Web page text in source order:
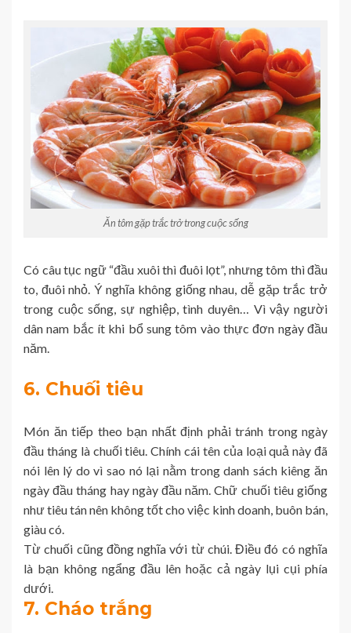
Ăn tôm gặp trắc trở trong cuộc sống
Có câu tục ngữ “đầu xuôi thì đuôi lọt”, nhưng tôm thì đầu
to, đuôi nhỏ. Ý nghĩa không giống nhau, dễ gặp trắc trở
trong cuộc sống, sự nghiệp, tình duyên… Vì vậy người
dân nam bắc ít khi bổ sung tôm vào thực đơn ngày đầu
năm.
6. Chuối tiêu
Món ăn tiếp theo bạn nhất định phải tránh trong ngày
đầu tháng là chuối tiêu. Chính cái tên của loại quả này đã
nói lên lý do vì sao nó lại nằm trong danh sách kiêng ăn
ngày đầu tháng hay ngày đầu năm. Chữ chuối tiêu giống
như tiêu tán nên không tốt cho việc kinh doanh, buôn bán,
giàu có.
Từ chuối cũng đồng nghĩa với từ chúi. Điều đó có nghĩa
là bạn không ngẩng đầu lên hoặc cả ngày lụi cụi phía
dưới.
7. Cháo trắng